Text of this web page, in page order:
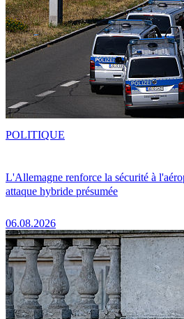
L'Allemagne renforce la sécurité à
attaque hybride présumée
06.08.2026
POLITIQUE